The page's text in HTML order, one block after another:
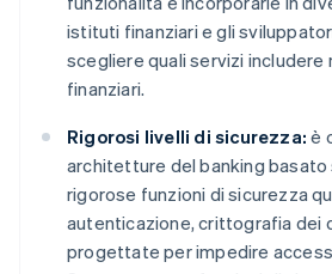
istituti finanziari e gli
scegliere quali servizi
finanziari.
Rigorosi livelli di sicurezza: è
architetture del banking basato
rigorose funzioni di sicurezza
autenticazione, crittografia dei
progettate per impedire